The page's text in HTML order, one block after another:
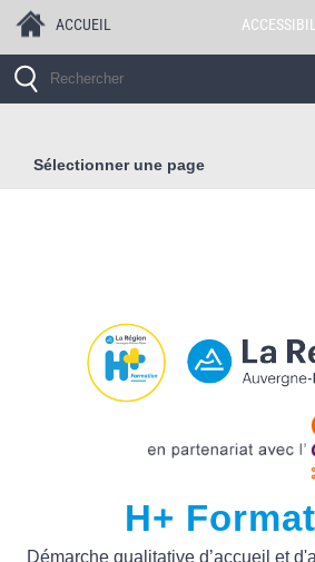
ACCUEIL
Sélectionner une page
H+
Démarche qualitative d’accueil et